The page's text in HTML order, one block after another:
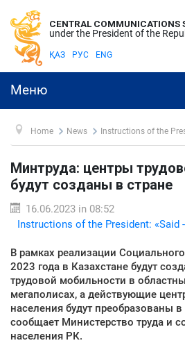
CENTRAL COMMUNICATIONS
under the President of the
ҚАЗ РУС ENG
Меню
Home News Instructions of the
Минтруда: центры
будут созданы в стране
16.06.2023 in 08:52
Instructions of the President: «Said
В рамках реализации
2023 года в Казахстане будут
трудовой мобильности в
мегаполисах, а действующие
населения будут преобразованы
сообщает Министерство труда и
населения РК.